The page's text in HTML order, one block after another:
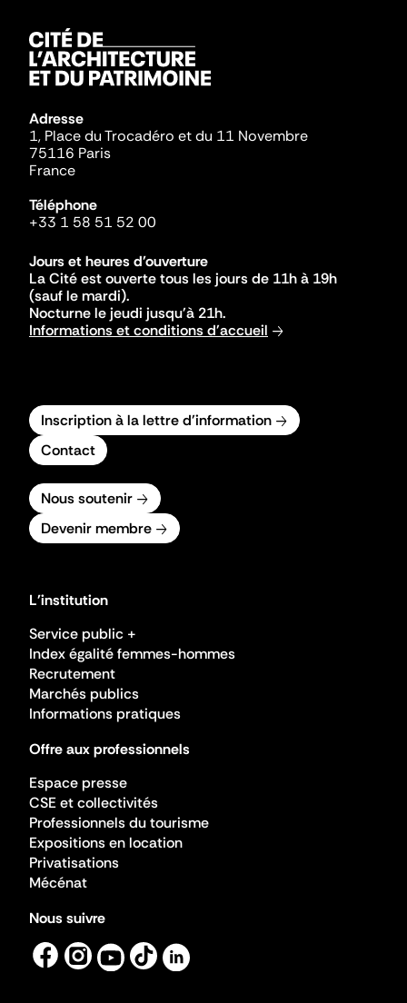
Adresse
1, Place du Trocadéro et du 11 Novembre
75116 Paris
France
Téléphone
+33 1 58 51 52 00
Jours et heures d'ouverture
La Cité est ouverte tous les jours de 11h à 19h
(sauf le mardi).
Nocturne le jeudi jusqu'à 21h.
Informations et conditions d'accueil
Inscription à la lettre d'information
Contact
Nous soutenir
Devenir membre
L'institution
Service public +
Index égalité femmes-hommes
Recrutement
Marchés publics
Informations pratiques
Offre aux professionnels
Espace presse
CSE et collectivités
Professionnels du tourisme
Expositions en location
Privatisations
Mécénat
Nous suivre